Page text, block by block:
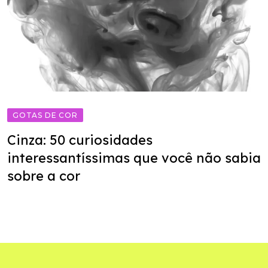
GOTAS DE COR
Cinza: 50 curiosidades
interessantíssimas que você não sabia
sobre a cor